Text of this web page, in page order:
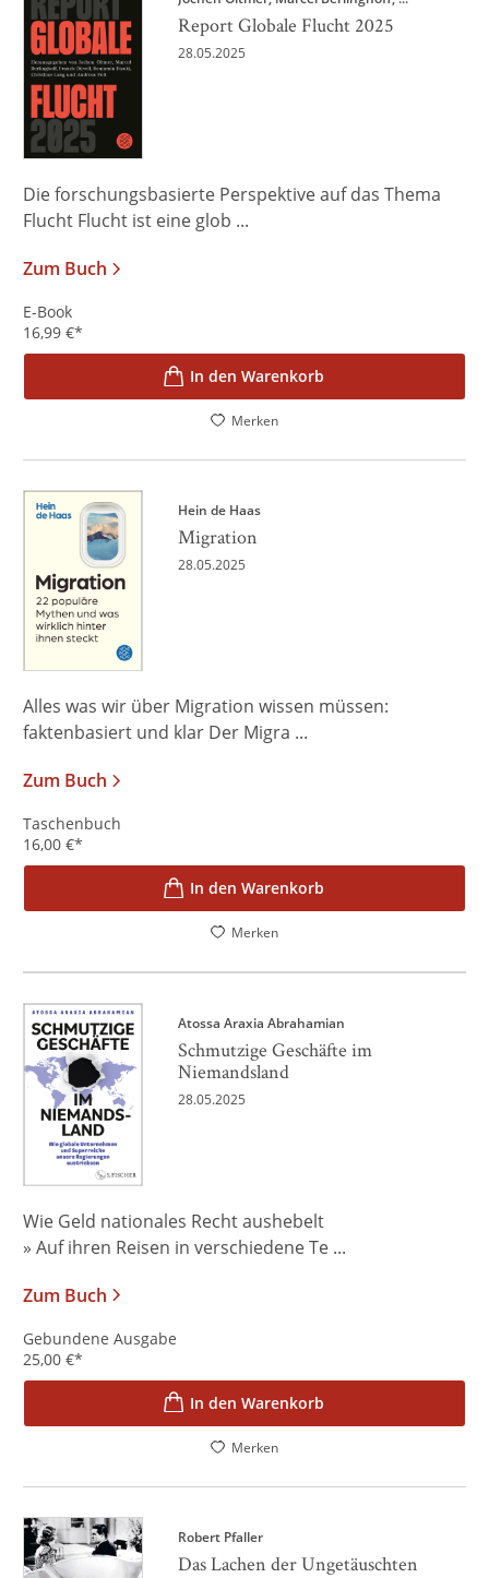
Report Globale Flucht 2025
28.05.2025
Die forschungsbasierte Perspektive auf das Thema
Flucht Flucht ist eine glob ...
Zum Buch
E-Book
16,99 €*
In den Warenkorb
Merken
Hein de Haas
Migration
28.05.2025
Alles was wir über Migration wissen müssen:
faktenbasiert und klar Der Migra ...
Zum Buch
Taschenbuch
16,00 €*
In den Warenkorb
Merken
Atossa Araxia Abrahamian
Schmutzige Geschäfte im
Niemandsland
28.05.2025
Wie Geld nationales Recht aushebelt
» Auf ihren Reisen in verschiedene Te ...
Zum Buch
Gebundene Ausgabe
25,00 €*
In den Warenkorb
Merken
Robert Pfaller
Das Lachen der Ungetäuschten